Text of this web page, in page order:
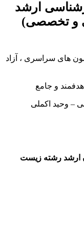
ارشد
و تخصصی)
های سراسری ، آزاد
ارشد رشته زیست